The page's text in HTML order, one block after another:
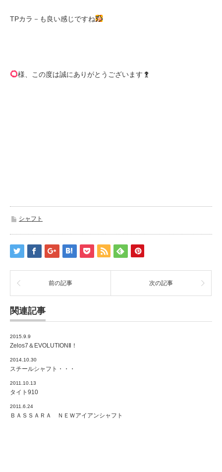
TPカラ－も良い感じですね
様、この度は誠にありがとうございます
シャフト
前の記事 次の記事
関連記事
2015.9.9
Zelos7＆EVOLUTIONⅡ！
2014.10.30
スチールシャフト・・・
2011.10.13
タイト910
2011.6.24
ＢＡＳＳＡＲＡ ＮＥＷアイアンシャフト